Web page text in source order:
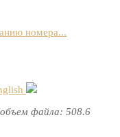
номера...
объем файла: 508.6